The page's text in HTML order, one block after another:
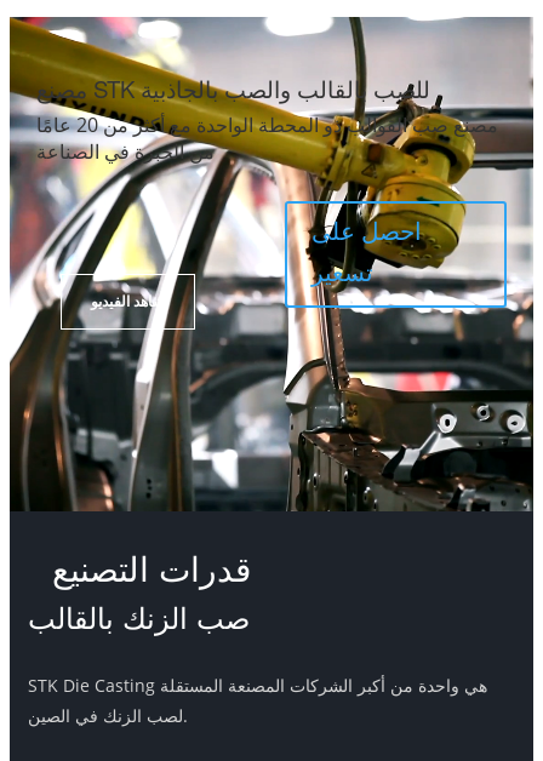
视
频
播
放
器
مصنع STK للصب بالقالب والصب بالجاذبية
مصنع صب القوالب ذو المحطة الواحدة مع أكثر من 20 عامًا
من الخبرة في الصناعة
شاهد الفيديو
احصل على
تسعير
قدرات التصنيع
صب الزنك بالقالب
STK Die Casting هي واحدة من أكبر الشركات المصنعة المستقلة
لصب الزنك في الصين.